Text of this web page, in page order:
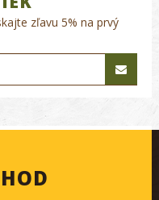
zľavu 5% na prvý